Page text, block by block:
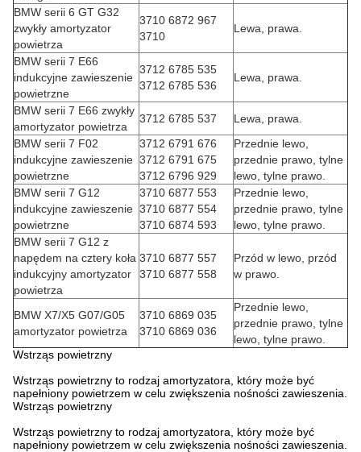
BMW serii 6 GT G32
zwykły amortyzator
powietrza
3710 6872 967
3710
Lewa, prawa.
BMW serii 7 E66
indukcyjne zawieszenie
powietrzne
3712 6785 535
3712 6785 536
Lewa, prawa.
BMW serii 7 E66 zwykły
amortyzator powietrza
3712 6785 537
Lewa, prawa.
BMW serii 7 F02
indukcyjne zawieszenie
powietrzne
3712 6791 676
3712 6791 675
3712 6796 929
Przednie lewo,
przednie prawo, tylne
lewo, tylne prawo.
BMW serii 7 G12
indukcyjne zawieszenie
powietrzne
3710 6877 553
3710 6877 554
3710 6874 593
Przednie lewo,
przednie prawo, tylne
lewo, tylne prawo.
BMW serii 7 G12 z
napędem na cztery koła
indukcyjny amortyzator
powietrza
3710 6877 557
3710 6877 558
Przód w lewo, przód
w prawo.
BMW X7/X5 G07/G05
amortyzator powietrza
3710 6869 035
3710 6869 036
Przednie lewo,
przednie prawo, tylne
lewo, tylne prawo.
Wstrząs powietrzny
Wstrząs powietrzny to rodzaj amortyzatora, który może być
napełniony powietrzem w celu zwiększenia nośności zawieszenia.
Wstrząs powietrzny
Wstrząs powietrzny to rodzaj amortyzatora, który może być
napełniony powietrzem w celu zwiększenia nośności zawieszenia.